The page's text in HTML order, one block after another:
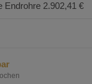
Endrohre 2.902,41 €